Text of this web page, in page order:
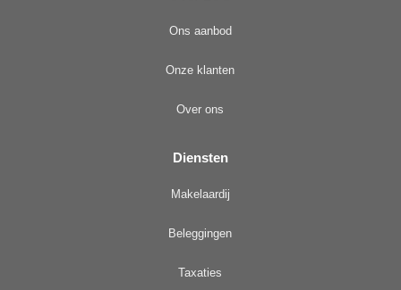
Ons aanbod
Onze klanten
Over ons
Diensten
Makelaardij
Beleggingen
Taxaties